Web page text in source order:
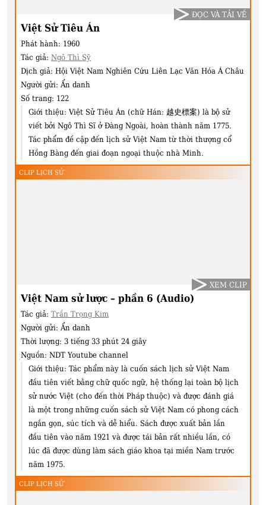
Việt Sử Tiêu Án
Phát hành: 1960
Tác giả: Ngô Thì Sỹ
Dịch giả: Hội Việt Nam Nghiên Cứu Liên Lạc Văn Hóa Á Châu
Người gửi: Ẩn danh
Số trang: 122
Giới thiệu: Việt Sử Tiêu Án (chữ Hán: 越史標案) là bộ sử
viết bởi Ngô Thì Sĩ ở Đàng Ngoài, hoàn thành năm 1775.
Tác phẩm đề cập đến lịch sử Việt Nam từ thời thượng cổ
Hồng Bàng đến giai đoạn ngoại thuộc nhà Minh.
ĐỌC VÀ TẢI VỀ
CLIP LỊCH SỬ
Việt Nam sử lược – phần 6 (Audio)
Tác giả: Trần Trọng Kim
Người gửi: Ẩn danh
Thời lượng: 3 tiếng 33 phút 24 giây
Nguồn: NDT Youtube channel
Giới thiệu: Tác phẩm này là cuốn sách lịch sử Việt Nam
đầu tiên viết bằng chữ quốc ngữ, hệ thống lại toàn bộ lịch
sử nước Việt (cho đến thời Pháp thuộc) và được đánh giá
là một trong những cuốn sách sử Việt Nam có phong cách
ngắn gọn, súc tích và dễ hiểu. Sách được xuất bản lần
đầu tiên vào năm 1921 và được tái bản rất nhiều lần, có
lúc đã được dùng làm sách giáo khoa tại miền Nam trước
năm 1975.
XEM CLIP
CLIP LỊCH SỬ